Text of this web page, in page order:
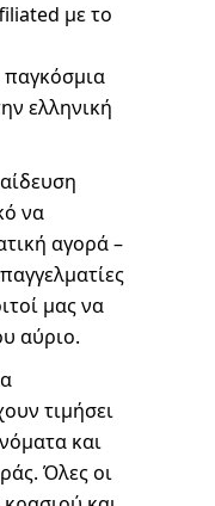
με το
ελληνική
να
αγορά –
μας να
αύριο.
τιμήσει
και
Όλες οι